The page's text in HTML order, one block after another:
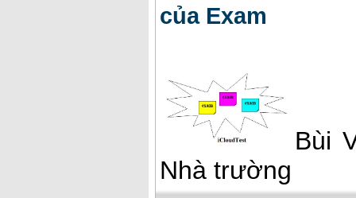
của Exam
Bùi
Nhà trường